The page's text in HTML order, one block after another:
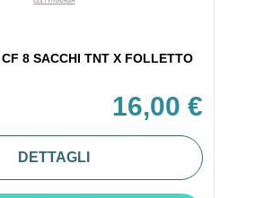
8 SACCHI TNT X FOLLETTO
16,00 €
DETTAGLI